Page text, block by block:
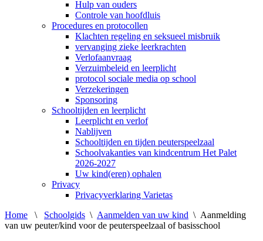
Hulp van ouders
Controle van hoofdluis
Procedures en protocollen
Klachten regeling en seksueel misbruik
vervanging zieke leerkrachten
Verlofaanvraag
Verzuimbeleid en leerplicht
protocol sociale media op school
Verzekeringen
Sponsoring
Schooltijden en leerplicht
Leerplicht en verlof
Nablijven
Schooltijden en tijden peuterspeelzaal
Schoolvakanties van kindcentrum Het Palet
2026-2027
Uw kind(eren) ophalen
Privacy
Privacyverklaring Varietas
Home
\ Schoolgids \ Aanmelden van uw kind \ Aanmelding
van uw peuter/kind voor de peuterspeelzaal of basisschool